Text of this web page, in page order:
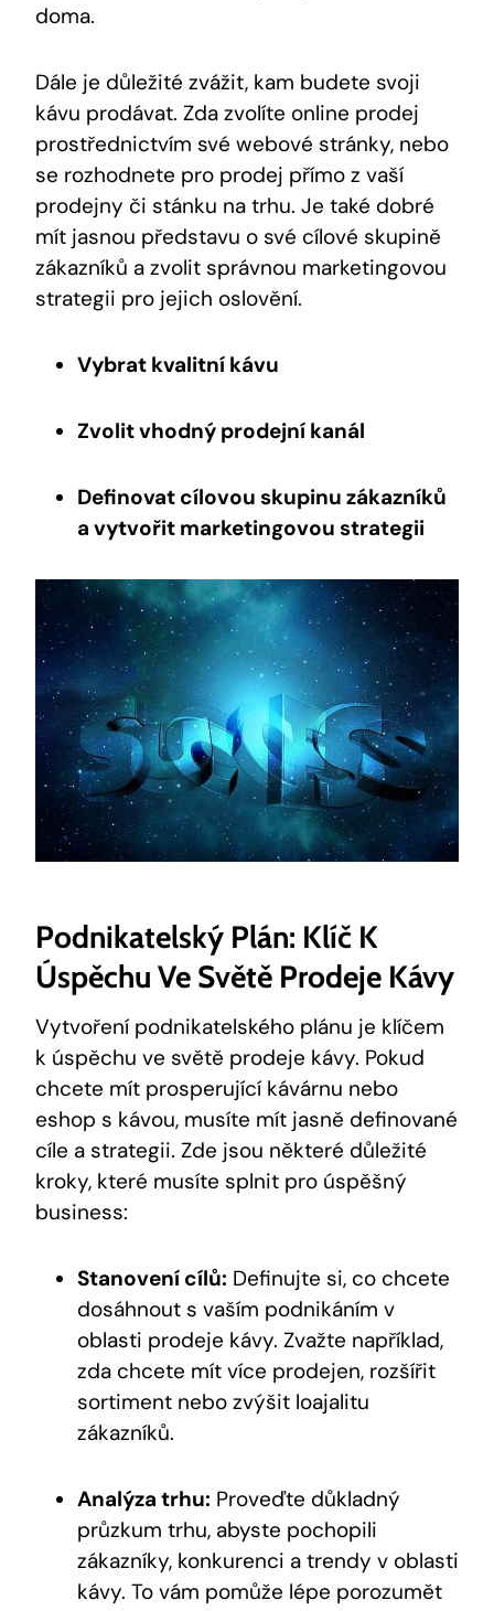
doma.
Dále je důležité zvážit, kam budete svoji
kávu prodávat. Zda zvolíte online prodej
prostřednictvím své webové stránky, nebo
se rozhodnete pro prodej přímo z vaší
prodejny či stánku na trhu. Je také dobré
mít jasnou představu o své cílové skupině
zákazníků a zvolit správnou marketingovou
strategii pro jejich oslovění.
Vybrat kvalitní kávu
Zvolit vhodný prodejní kanál
Definovat cílovou skupinu zákazníků
a vytvořit marketingovou strategii
Podnikatelský Plán: Klíč K
Úspěchu Ve Světě Prodeje Kávy
Vytvoření podnikatelského plánu je klíčem
k úspěchu ve světě prodeje kávy. Pokud
chcete mít prosperující kávárnu nebo
eshop s kávou, musíte mít jasně definované
cíle a strategii. Zde jsou některé důležité
kroky, které musíte splnit pro úspěšný
business:
Stanovení cílů: Definujte si, co chcete
dosáhnout s vaším podnikáním v
oblasti prodeje kávy. Zvažte například,
zda chcete mít více prodejen, rozšířit
sortiment nebo zvýšit loajalitu
zákazníků.
Analýza trhu: Proveďte důkladný
průzkum trhu, abyste pochopili
zákazníky, konkurenci a trendy v oblasti
kávy. To vám pomůže lépe porozumět